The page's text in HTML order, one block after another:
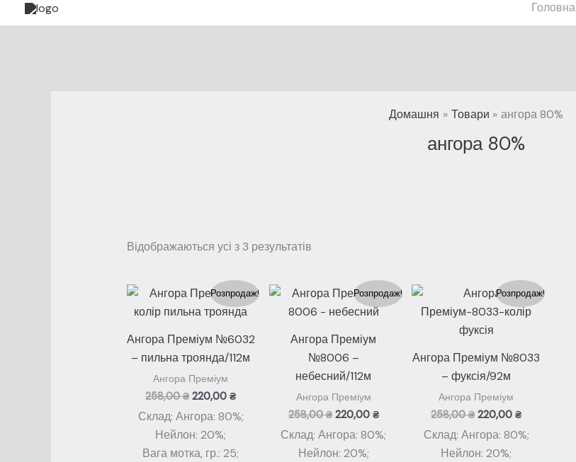
Головна
Домашня Товари ангора 80%
ангора 80%
Відображаються усі з 3 результатів
Розпродаж!
Ангора Преміум №6032
– пильна троянда/112м
Ангора Преміум
258,00₴ Оригінальна
258,00 ₴.
220,00₴Поточна
220,00 ₴.
Склад: Ангора: 80%;
Нейлон: 20%;
Вага мотка, гр.: 25;
Розпродаж!
Ангора Преміум
№8006 –
небесний/112м
Ангора Преміум
258,00₴ Оригінальна
258,00 ₴.
220,00 ₴Поточна
220,00 ₴.
Склад: Ангора: 80%;
Нейлон: 20%;
Розпродаж!
Ангора Преміум №8033
– фуксія/92м
Ангора Преміум
258,00₴ Оригінальна
258,00 ₴.
220,00 ₴Поточна
220,00 ₴.
Склад: Ангора: 80%;
Нейлон: 20%;